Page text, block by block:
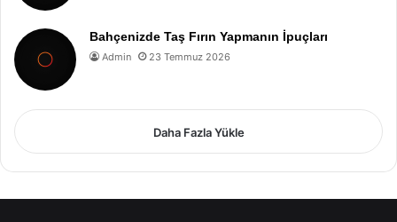
Bahçenizde Taş Fırın Yapmanın İpuçları
Admin 23 Temmuz 2026
Daha Fazla Yükle